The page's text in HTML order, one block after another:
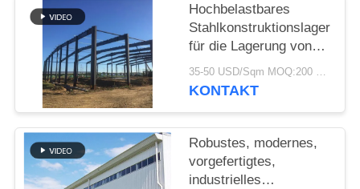
STÖRUNGS-
LÖSUNG
BLOG
SITEMAP
Hochbelastbares
Stahlkonstruktionslager
für die Lagerung von
Zementwerken
35-50 USD/Sqm MOQ:200 sqm
KONTAKT
Robustes, modernes,
vorgefertigtes,
industrielles